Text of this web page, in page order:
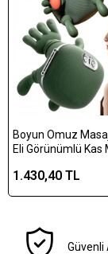
Boyun Omuz
Eli Görünümlü Kas
1.430,40 TL
Güvenli